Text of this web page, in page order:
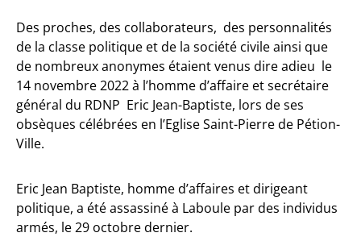
Des proches, des collaborateurs, des personnalités
de la classe politique et de la société civile ainsi que
de nombreux anonymes étaient venus dire adieu le
14 novembre 2022 à l’homme d’affaire et secrétaire
général du RDNP Eric Jean-Baptiste, lors de ses
obsèques célébrées en l’Eglise Saint-Pierre de Pétion-
Ville.
Eric Jean Baptiste, homme d’affaires et dirigeant
politique, a été assassiné à Laboule par des individus
armés, le 29 octobre dernier.